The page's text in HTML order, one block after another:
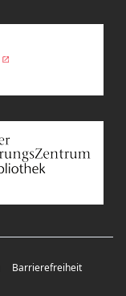
Barrierefreiheit